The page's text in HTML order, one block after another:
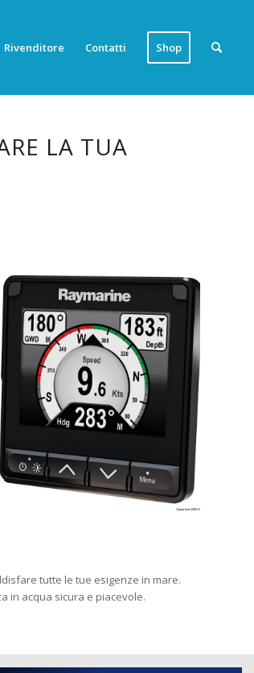
Rivenditore Contatti Shop
LA TUA
tutte le tue esigenze in mare.
in acqua sicura e piacevole.